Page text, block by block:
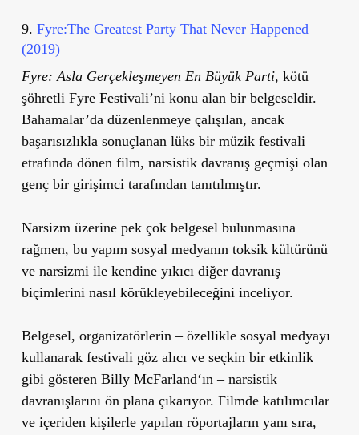
9. Fyre:The Greatest Party That Never Happened
(2019)
Fyre: Asla Gerçekleşmeyen En Büyük Parti, kötü
şöhretli Fyre Festivali’ni konu alan bir belgeseldir.
Bahamalar’da düzenlenmeye çalışılan, ancak
başarısızlıkla sonuçlanan lüks bir müzik festivali
etrafında dönen film, narsistik davranış geçmişi olan
genç bir girişimci tarafından tanıtılmıştır.
Narsizm üzerine pek çok belgesel bulunmasına
rağmen, bu yapım sosyal medyanın toksik kültürünü
ve narsizmi ile kendine yıkıcı diğer davranış
biçimlerini nasıl körükleyebileceğini inceliyor.
Belgesel, organizatörlerin – özellikle sosyal medyayı
kullanarak festivali göz alıcı ve seçkin bir etkinlik
gibi gösteren Billy McFarland‘ın – narsistik
davranışlarını ön plana çıkarıyor. Filmde katılımcılar
ve içeriden kişilerle yapılan röportajların yanı sıra,